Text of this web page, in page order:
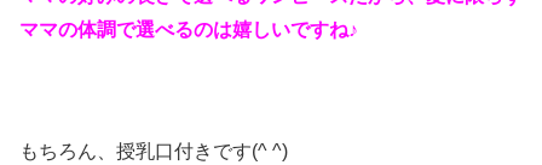
ママの体調で選べるのは嬉しいですね♪
もちろん、授乳口付きです(^ ^)